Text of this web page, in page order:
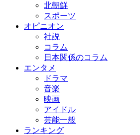
北朝鮮
スポーツ
オピニオン
社説
コラム
日本関係のコラム
エンタメ
ドラマ
音楽
映画
アイドル
芸能一般
ランキング